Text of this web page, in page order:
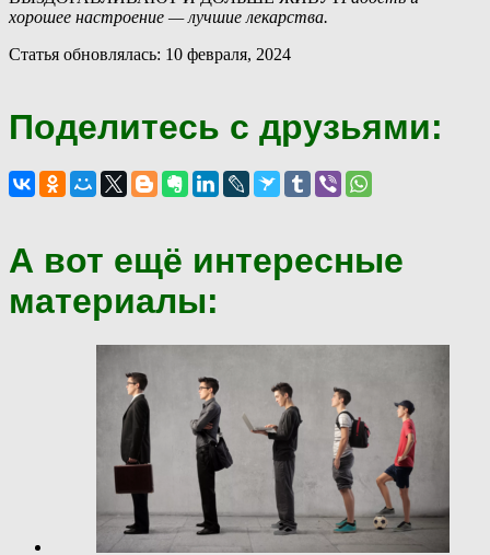
хорошее настроение — лучшие лекарства.
Статья обновлялась: 10 февраля, 2024
Поделитесь с друзьями:
А вот ещё интересные
материалы: